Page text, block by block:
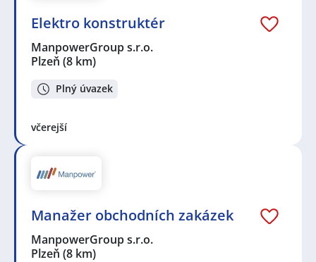
Elektro konstruktér
ManpowerGroup s.r.o.
Plzeň (8 km)
Plný úvazek
včerejší
Manažer obchodních zakázek
ManpowerGroup s.r.o.
Plzeň (8 km)